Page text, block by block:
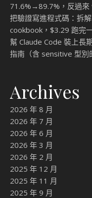
71.6%→89.7%，反過
把驗證寫進程式碼：拆
cookbook，$3.29 跑完
幫 Claude Code 裝上長
指南（含 sensitive 型別
Archives
2026 年 8 月
2026 年 7 月
2026 年 6 月
2026 年 3 月
2026 年 2 月
2025 年 12 月
2025 年 11 月
2025 年 9 月